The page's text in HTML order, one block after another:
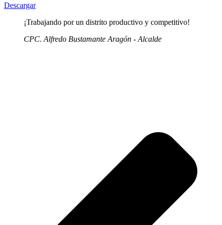
Descargar
¡Trabajando por un distrito productivo y competitivo!
CPC. Alfredo Bustamante Aragón - Alcalde